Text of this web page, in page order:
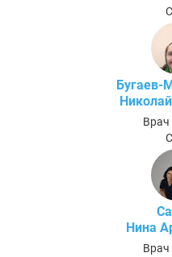
Бугаев-
Врач
Нина
Врач